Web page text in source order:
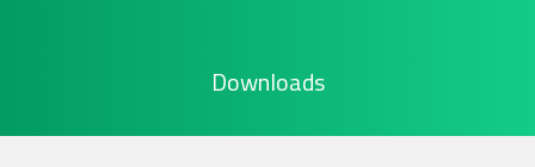
Downloads